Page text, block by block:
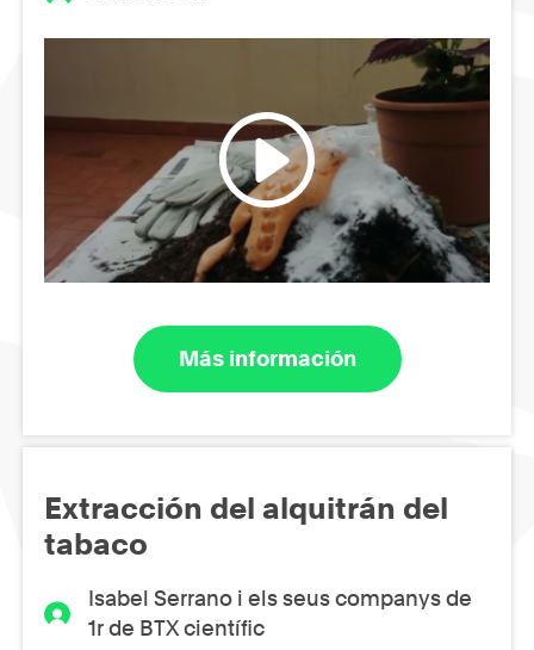
Más información
Extracción del alquitrán del
tabaco
Isabel Serrano i els seus companys de
1r de BTX científic